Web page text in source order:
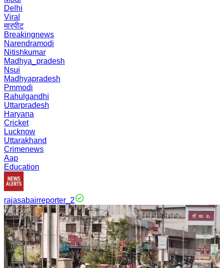
Delhi
Viral
मारपीट
Breakingnews
Narendramodi
Nitishkumar
Madhya_pradesh
Nsui
Madhyapradesh
Pmmodi
Rahulgandhi
Uttarpradesh
Haryana
Cricket
Lucknow
Uttarakhand
Crimenews
Aap
Education
rajasabairreporter_2